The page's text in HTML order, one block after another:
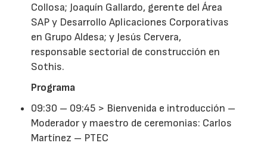
Collosa; Joaquín Gallardo, gerente del Área
SAP y Desarrollo Aplicaciones Corporativas
en Grupo Aldesa; y Jesús Cervera,
responsable sectorial de construcción en
Sothis.
Programa
09:30 – 09:45 > Bienvenida e introducción –
Moderador y maestro de ceremonias: Carlos
Martínez – PTEC